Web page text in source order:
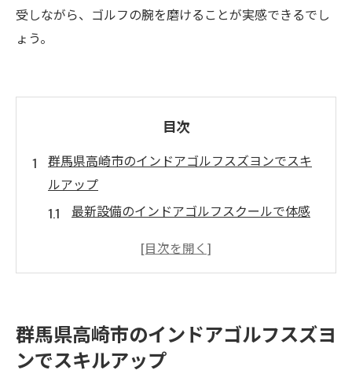
受しながら、ゴルフの腕を磨けることが実感できるでし
ょう。
目次
群馬県高崎市のインドアゴルフスズヨンでスキ
ルアップ
最新設備のインドアゴルフスクールで体感
高崎のインドアゴルフで効率的にスキルア
の魅力
インドアゴルフスクールで初心者も安心し
群馬県高崎市のインドアゴルフスズヨ
ンでスキルアップ